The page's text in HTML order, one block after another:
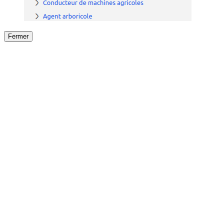
Fermer